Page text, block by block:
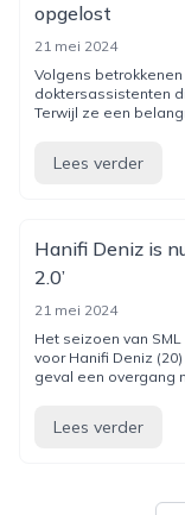
opgelost
21 mei 2024
Volgens
doktersassistenten
Terwijl ze een
Lees verder
Hanifi Deniz is
2.0’
21 mei 2024
Het seizoen van
voor Hanifi Deniz
geval een overgang
Lees verder